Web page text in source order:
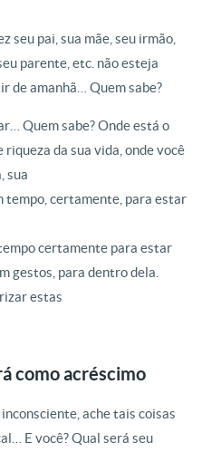
seu pai, sua mãe, seu irmão,
parente, etc. não esteja
de amanhã… Quem sabe?
Quem sabe? Onde está o
da sua vida, onde você
sua
tempo, certamente, para estar
certamente para estar
gestos, para dentro dela.
estas
como acréscimo
ache tais coisas
E você? Qual será seu